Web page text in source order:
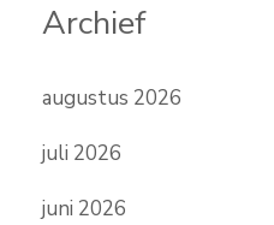
Archief
augustus 2026
juli 2026
juni 2026